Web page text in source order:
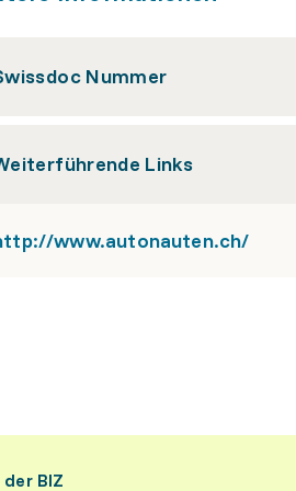
Nummer
Links
www.autonauten.ch/
BIZ